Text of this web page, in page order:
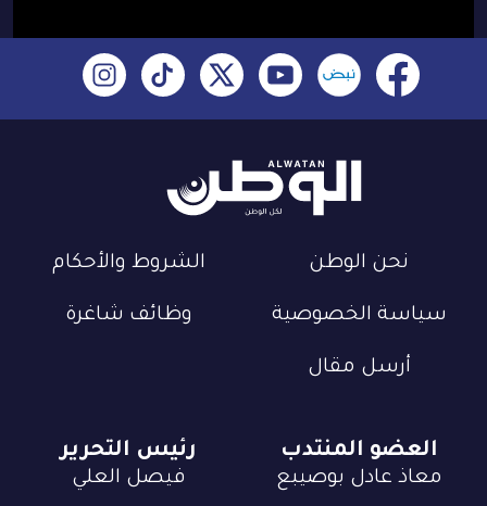
نحن الوطن الشروط والأحكام
سياسة الخصوصية وظائف شاغرة
أرسل مقال
العضو المنتدب
معاذ عادل بوصيبع
رئيس التحرير
فيصل العلي